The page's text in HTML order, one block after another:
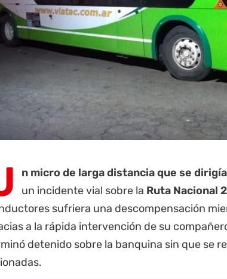
n micro de larga distancia que se
un incidente vial sobre la Ruta Nacional
sufriera una descompensación
a la rápida intervención de su
detenido sobre la banquina sin que se